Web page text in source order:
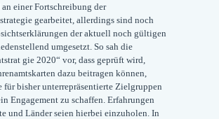
einer Fortschreibung der
gearbeitet, allerdings sind noch
der aktuell noch gültigen
umgesetzt. So sah die
gie 2020“ vor, dass geprüft wird,
dazu beitragen können,
für bisher unterrepräsentierte Zielgruppen
Engagement zu schaffen. Erfahrungen
und Länder seien hierbei einzuholen. In